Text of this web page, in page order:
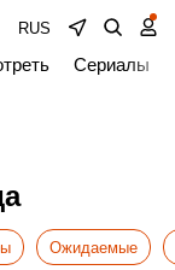
RUS
Сериалы
Ожидаемые